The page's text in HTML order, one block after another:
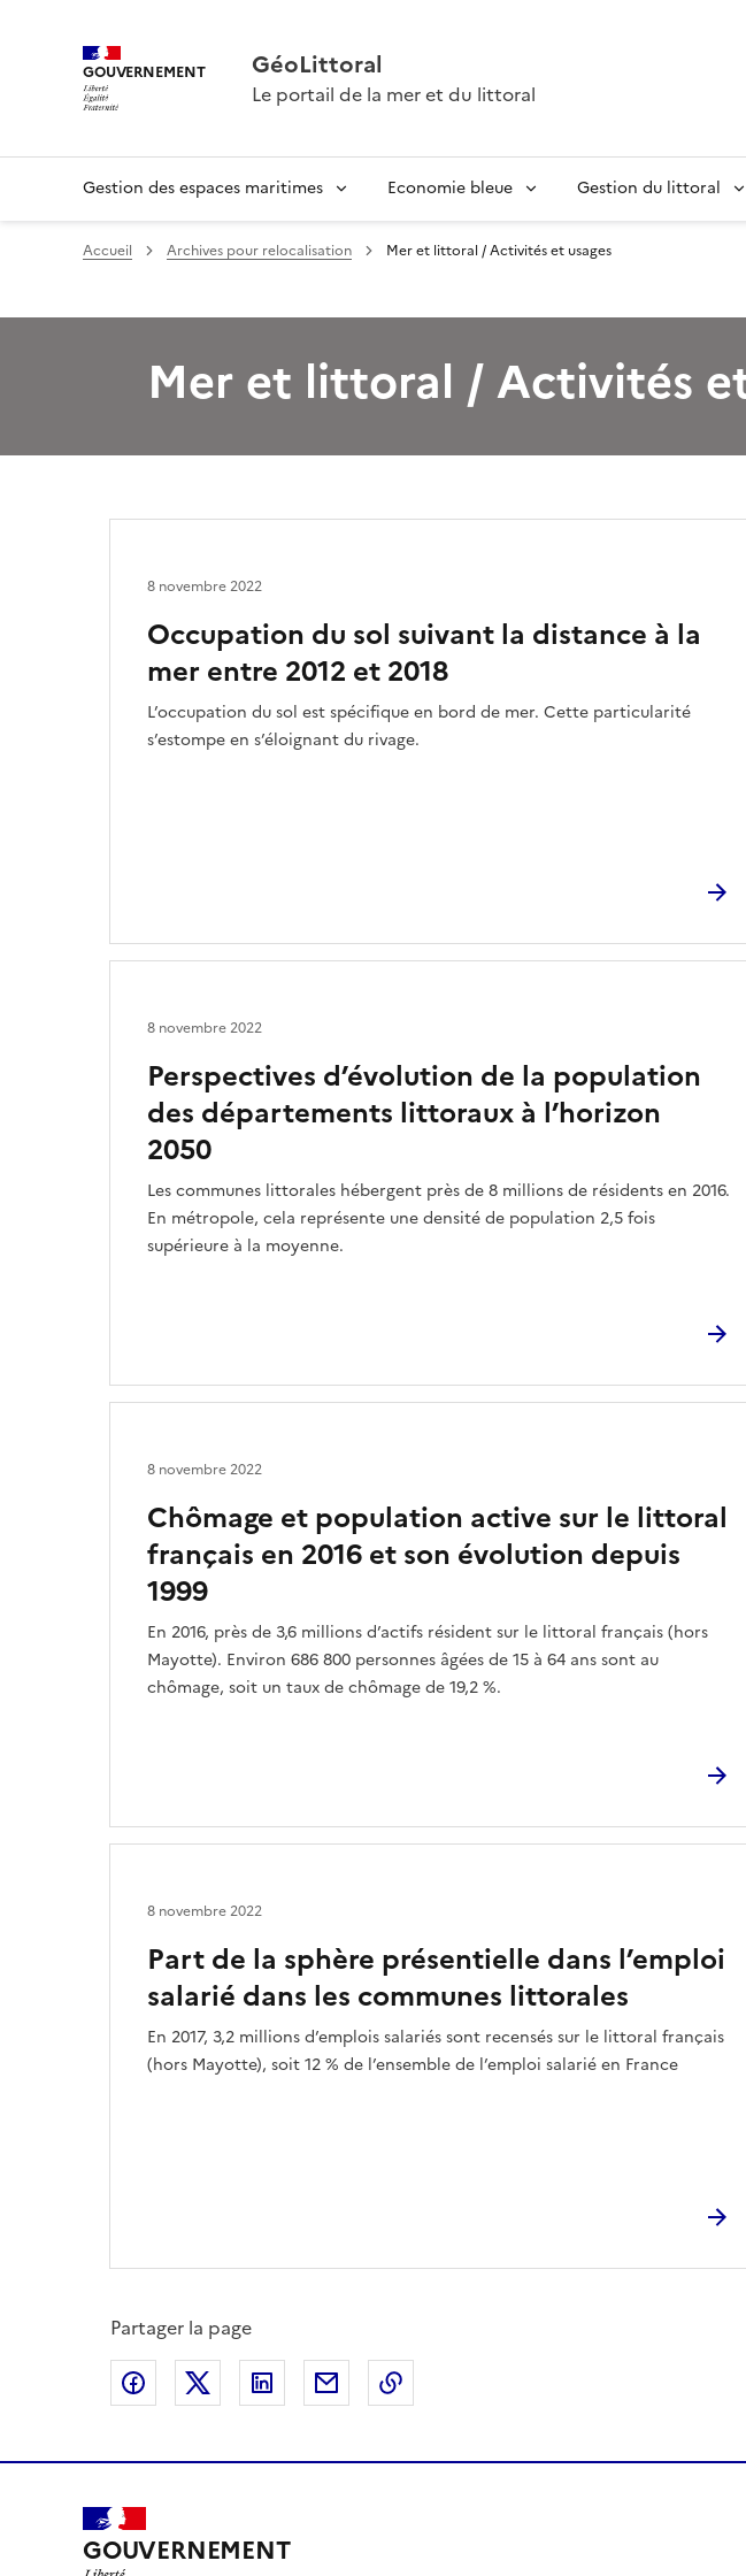
GOUVERNEMENT GéoLittoral
Le portail de la mer et du littoral
Gestion des espaces maritimes Economie bleue Gestion du littoral
Accueil Archives pour relocalisation Mer et littoral / Activités et usages
Mer et littoral / Activités
Occupation du sol suivant la distance à la
mer entre 2012 et 2018
L’occupation du sol est spécifique en bord de mer. Cette particularité
s’estompe en s’éloignant du rivage.
8 novembre 2022
Perspectives d’évolution de la population
des départements littoraux à l’horizon
2050
Les communes littorales hébergent près de 8 millions de résidents en 2016.
En métropole, cela représente une densité de population 2,5 fois
supérieure à la moyenne.
8 novembre 2022
Chômage et population active sur le littoral
français en 2016 et son évolution depuis
1999
En 2016, près de 3,6 millions d’actifs résident sur le littoral français (hors
Mayotte). Environ 686 800 personnes âgées de 15 à 64 ans sont au
chômage, soit un taux de chômage de 19,2 %.
8 novembre 2022
Part de la sphère présentielle dans l’emploi
salarié dans les communes littorales
En 2017, 3,2 millions d’emplois salariés sont recensés sur le littoral français
(hors Mayotte), soit 12 % de l’ensemble de l’emploi salarié en France
8 novembre 2022
Partager la page
Partager sur Facebook
Partager sur XPartager sur LinkedIn
Partager par email
GOUVERNEMENT